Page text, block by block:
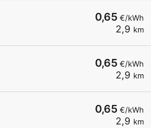
0,65 €/kWh
2,9 km
0,65 €/kWh
2,9 km
0,65 €/kWh
2,9 km